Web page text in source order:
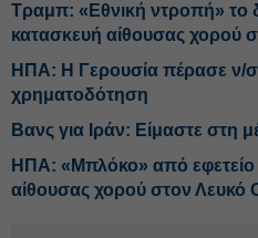
Τραμπ: «Εθνική ντροπή» το
κατασκευή αίθουσας χορού
ΗΠΑ: Η Γερουσία πέρασε ν/
χρηματοδότηση
Βανς για Ιράν: Είμαστε στη
ΗΠΑ: «Μπλόκο» από εφετείο
αίθουσας χορού στον Λευκό